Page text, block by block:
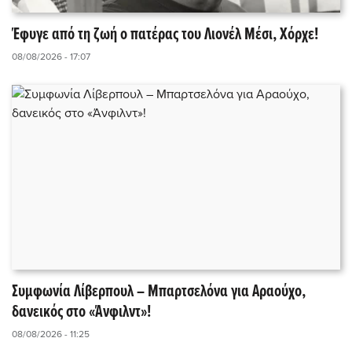
Έφυγε από τη ζωή ο πατέρας του Λιονέλ Μέσι, Χόρχε!
08/08/2026 - 17:07
Συμφωνία Λίβερπουλ – Μπαρτσελόνα για Αραούχο,
δανεικός στο «Άνφιλντ»!
08/08/2026 - 11:25